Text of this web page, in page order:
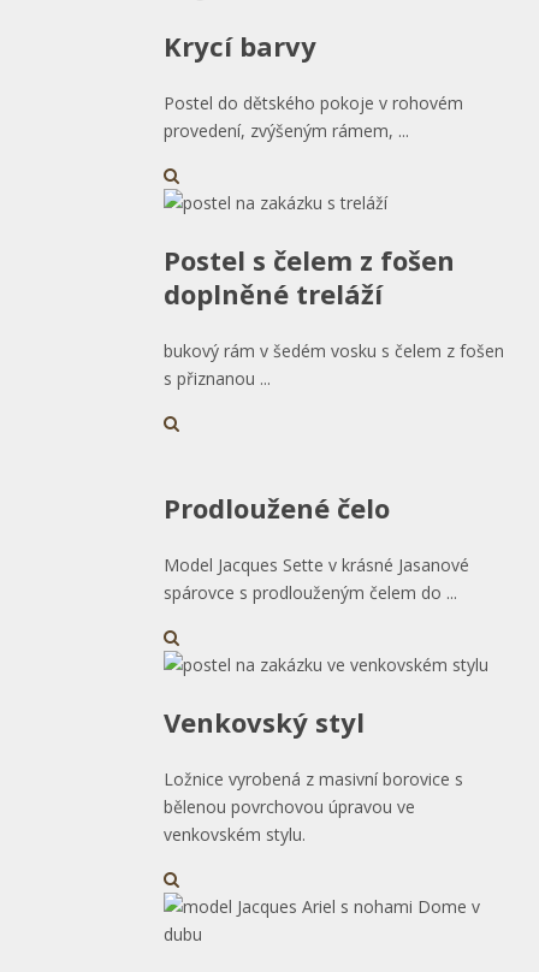
Krycí barvy
Postel do dětského pokoje v rohovém
provedení, zvýšeným rámem, ...
Postel s čelem z fošen
doplněné treláží
bukový rám v šedém vosku s čelem z fošen
s přiznanou ...
Prodloužené čelo
Model Jacques Sette v krásné Jasanové
spárovce s prodlouženým čelem do ...
Venkovský styl
Ložnice vyrobená z masivní borovice s
bělenou povrchovou úpravou ve
venkovském stylu.